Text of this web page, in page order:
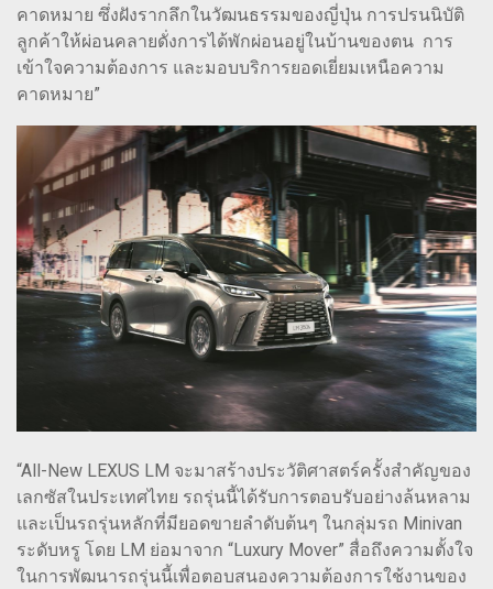
คาดหมาย ซึ่งฝังรากลึกในวัฒนธรรมของญี่ปุ่น การปรนนิบัติ
ลูกค้าให้ผ่อนคลายดั่งการได้พักผ่อนอยู่ในบ้านของตน การ
เข้าใจความต้องการ และมอบบริการยอดเยี่ยมเหนือความ
คาดหมาย”
“All-New LEXUS LM จะมาสร้างประวัติศาสตร์ครั้งสำคัญของ
เลกซัสในประเทศไทย รถรุ่นนี้ได้รับการตอบรับอย่างล้นหลาม
และเป็นรถรุ่นหลักที่มียอดขายลำดับต้นๆ ในกลุ่มรถ Minivan
ระดับหรู โดย LM ย่อมาจาก “Luxury Mover” สื่อถึงความตั้งใจ
ในการพัฒนารถรุ่นนี้เพื่อตอบสนองความต้องการใช้งานของ